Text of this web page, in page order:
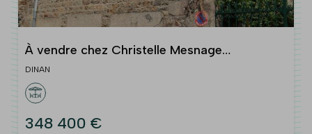
À vendre chez Christelle Mesnage
Immobilier, DINAN CENTRE-VI
DINAN
348 400 €